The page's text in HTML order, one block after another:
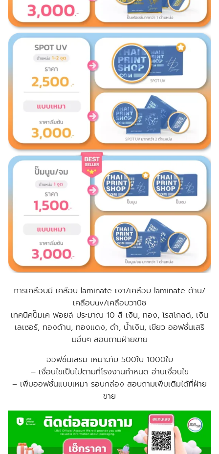
การเคลือบมี เคลือบ laminate เงา/เคลือบ laminate ด้าน/
เคลือบuv/เคลือบวานิช
เทคนิคปั๊มเค ฟอยล์ ประมาณ 10 สี เงิน, ทอง, โรสโกลด์, เงิน
เลเซอร์, ทองด้าน, ทองแดง, ดำ, น้ำเงิน, เขียว ออฟชั่นเสริ
มอื่นๆ สอบถามฝ่ายขาย
ออฟชั่นเสริม เหมาะกับ 500ใบ 1000ใบ
– เงื่อนไขเป็นไปตามที่โรงงานกำหนด อ่านเงื่อนไข
– เพิ่มออฟชั่นแบบเหมา รอบกล่อง สอบถามเพิ่มเติมได้ที่ฝ่าย
ขาย